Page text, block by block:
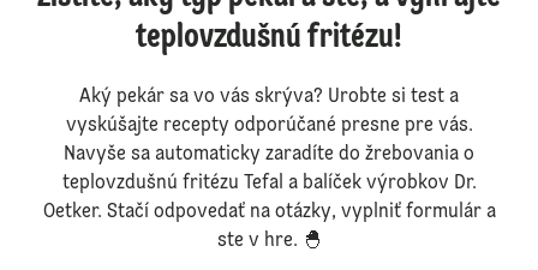
teplovzdušnú fritézu!
Aký pekár sa vo vás skrýva? Urobte si test a
vyskúšajte recepty odporúčané presne pre vás.
Navyše sa automaticky zaradíte do žrebovania o
teplovzdušnú fritézu Tefal a balíček výrobkov Dr.
Oetker. Stačí odpovedať na otázky, vyplniť formulár a
ste v hre. 🐣